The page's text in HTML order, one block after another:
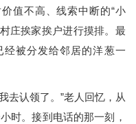
值不高、线索中断的“小
庄挨家挨户进行摸排。最
被分发给邻居的洋葱一
认领了。”老人回忆，从
时。接到电话的那一刻，